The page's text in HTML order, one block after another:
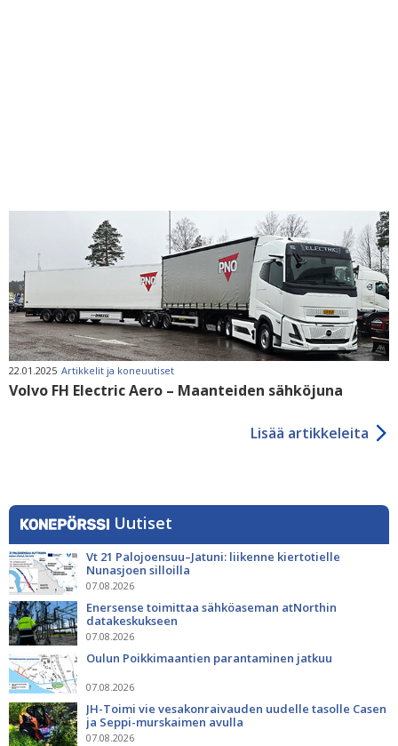
22.01.2025 Artikkelit ja koneuutiset
Volvo FH Electric Aero – Maanteiden sähköjuna
Lisää artikkeleita
Uutiset
Vt 21 Palojoensuu–Jatuni: liikenne kiertotielle
Nunasjoen silloilla
07.08.2026
Enersense toimittaa sähköaseman atNorthin
datakeskukseen
07.08.2026
Oulun Poikkimaantien parantaminen jatkuu
07.08.2026
JH-Toimi vie vesakonraivauden uudelle tasolle Casen
ja Seppi-murskaimen avulla
07.08.2026